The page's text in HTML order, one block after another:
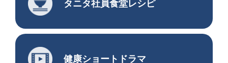
タニタ社員食堂レシピ
健康ショートドラマ